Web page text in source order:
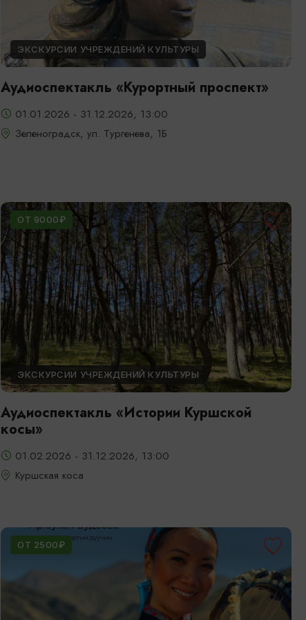
ЭКСКУРСИИ УЧРЕЖДЕНИЙ КУЛЬТУРЫ
Аудиоспектакль «Курортный проспект»
01.01.2026 - 31.12.2026, 13:00
Зеленоградск, ул. Тургенева, 1Б
ОТ 9000₽
ЭКСКУРСИИ УЧРЕЖДЕНИЙ КУЛЬТУРЫ
Аудиоспектакль «Истории Куршской
косы»
01.02.2026 - 31.12.2026, 13:00
Куршская коса
ОТ 2500₽